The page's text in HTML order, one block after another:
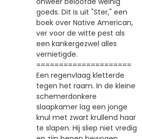
goeds. Dit is uit "Ster," een
boek over Native American,
ver voor de witte pest als
een kankergezwel alles
vernietigde.
=====================
Een regenvlaag kletterde
tegen het raam. In de kleine
schemerdonkere
slaapkamer lag een jonge
knul met zwart krullend haar
te slapen. Hij sliep niet vredig